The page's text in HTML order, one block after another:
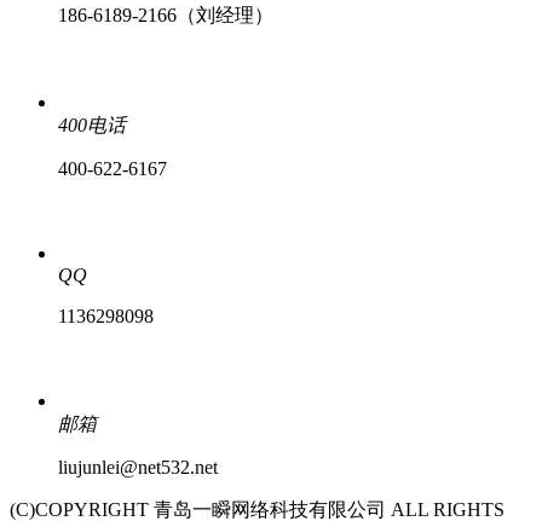
186-6189-2166（刘经理）
400电话
400-622-6167
QQ
1136298098
邮箱
liujunlei@net532.net
(C)COPYRIGHT 青岛一瞬网络科技有限公司 ALL RIGHTS